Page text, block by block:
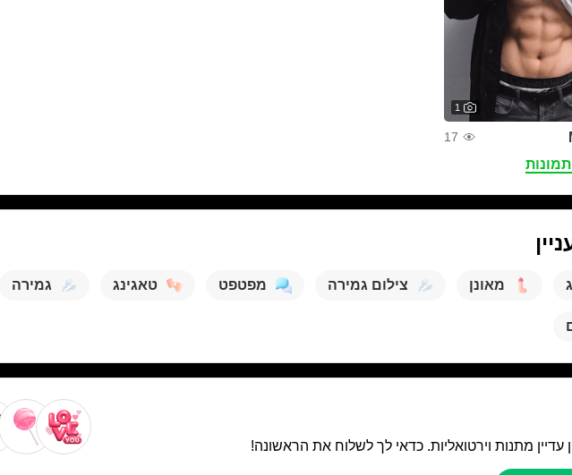
1
17
מאונן צילום גמירה מפטפט טאגינג גמירה
עדיין מתנות וירטואליות. כדאי לך לשלוח את הראשונה!